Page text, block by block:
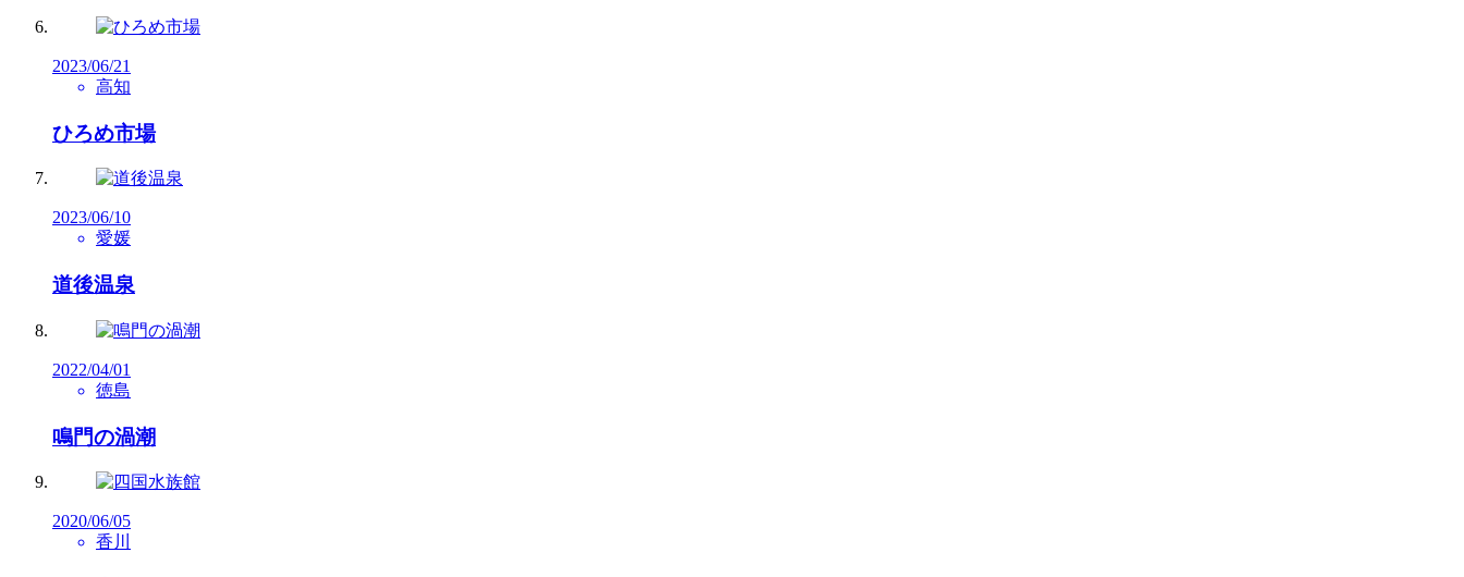
2023/06/21
高知
ひろめ市場
2023/06/10
愛媛
道後温泉
2022/04/01
徳島
鳴門の渦潮
2020/06/05
香川